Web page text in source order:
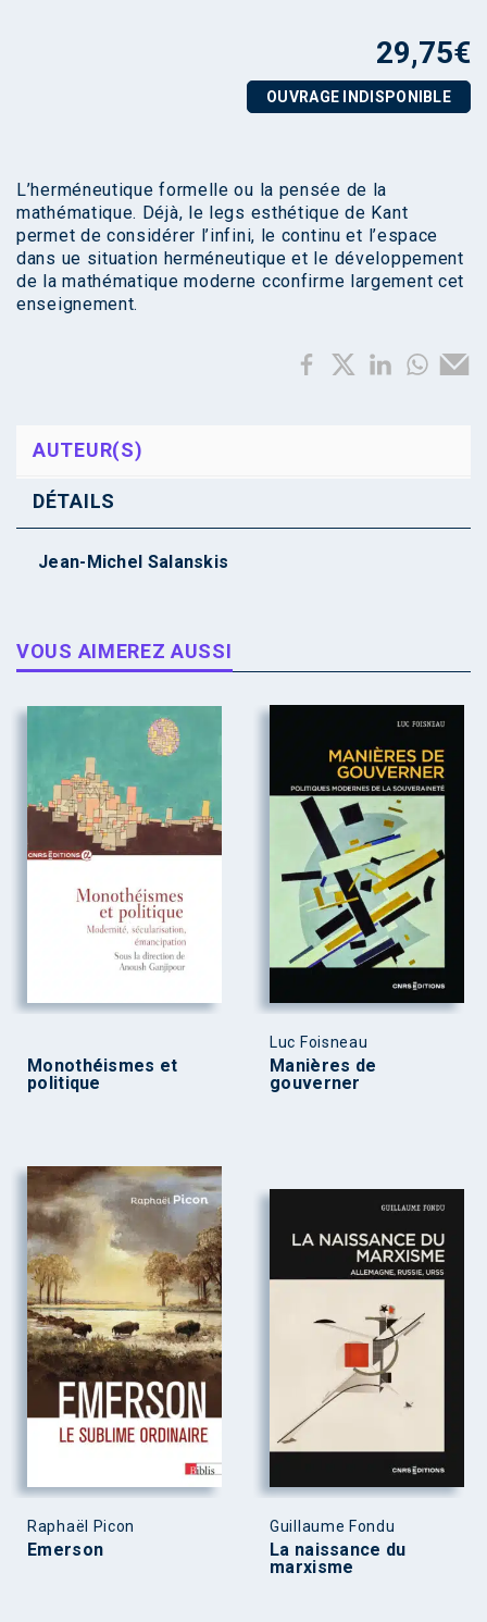
29,75€
OUVRAGE INDISPONIBLE
L’herméneutique formelle ou la pensée de la
mathématique. Déjà, le legs esthétique de Kant
permet de considérer l’infini, le continu et l’espace
dans ue situation herméneutique et le développement
de la mathématique moderne cconfirme largement cet
enseignement.
AUTEUR(S)
DÉTAILS
Jean-Michel Salanskis
VOUS AIMEREZ AUSSI
Monothéismes et
politique
Luc Foisneau
Manières de
gouverner
Raphaël Picon
Emerson
Guillaume Fondu
La naissance du
marxisme